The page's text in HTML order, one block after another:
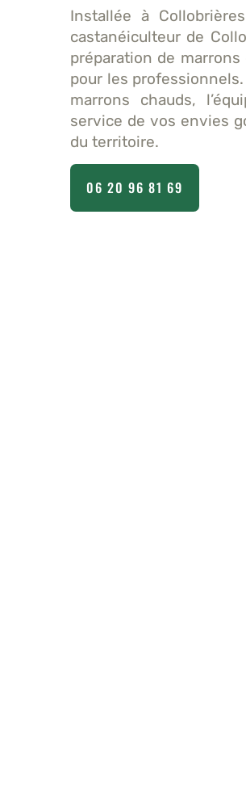
Installée à
castanéiculteur de
préparation de
pour les
marrons chauds,
service de vos envies
du territoire.
06 20 96 81 69